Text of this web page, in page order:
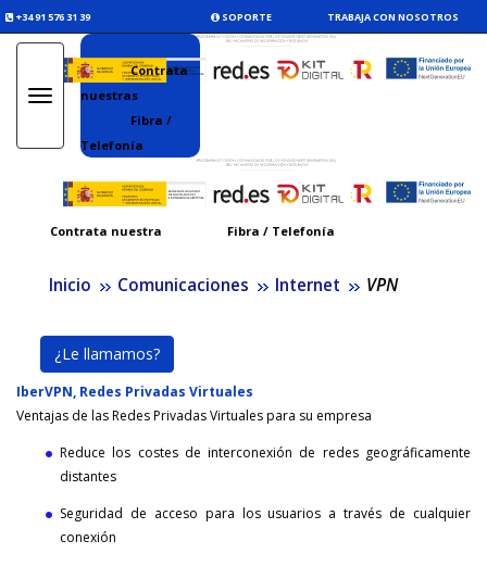
+34 91 576 31 39 SOPORTE TRABAJA CON NOSOTROS
Toggle
Contrata
nuestras
Fibra /
Telefonía
Contrata nuestra Fibra / Telefonía
Inicio Comunicaciones Internet VPN
¿Le llamamos?
IberVPN, Redes Privadas Virtuales
Ventajas de las Redes Privadas Virtuales para su empresa
Reduce los costes de interconexión de redes geográficamente
distantes
Seguridad de acceso para los usuarios a través de cualquier
conexión